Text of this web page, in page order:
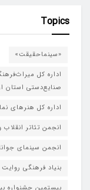
Topics
«سینماحقیقت»
اداره کل
صنایع‌دستی استان
اداره کل هنرهای
انجمن تئاتر
انجمن سینمای
بنیاد فرهنگی
بیستمین جشنواره